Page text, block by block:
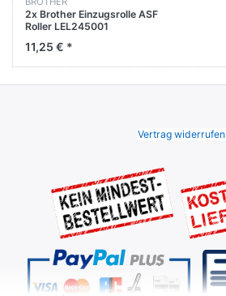
2x Brother Einzugsrolle ASF
Roller LEL245001
11,25 € *
Vertrag widerrufen